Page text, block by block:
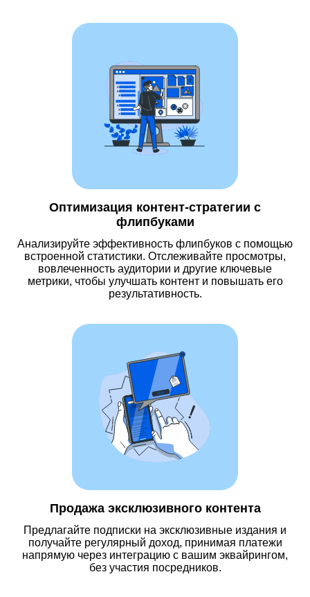
Оптимизация контент-стратегии с
флипбуками
Анализируйте эффективность флипбуков с помощью
встроенной статистики. Отслеживайте просмотры,
вовлеченность аудитории и другие ключевые
метрики, чтобы улучшать контент и повышать его
результативность.
Продажа эксклюзивного контента
Предлагайте подписки на эксклюзивные издания и
получайте регулярный доход, принимая платежи
напрямую через интеграцию с вашим эквайрингом,
без участия посредников.